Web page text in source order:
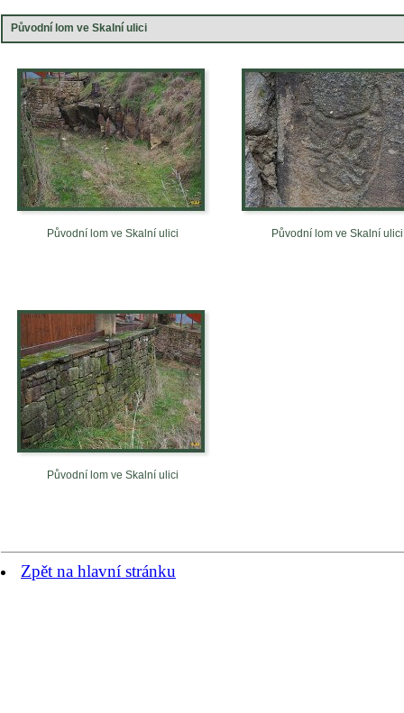
Původní lom ve Skalní ulici
Původní lom ve Skalní ulici Původní lom ve Skalní ulici
Původní lom ve Skalní ulici
Zpět na hlavní stránku